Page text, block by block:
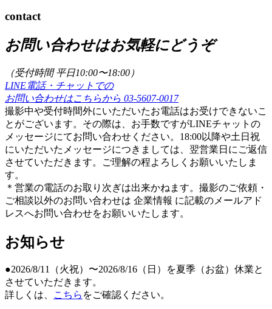
contact
お問い合わせはお気軽にどうぞ
（受付時間 平日10:00〜18:00）
LINE電話・チャットでの
お問い合わせはこちらから 03-5607-0017
撮影中や受付時間外にいただいたお電話はお受けできないこ
とがございます。その際は、お手数ですがLINEチャットの
メッセージにてお問い合わせください。18:00以降や土日祝
にいただいたメッセージにつきましては、翌営業日にご返信
させていただきます。ご理解の程よろしくお願いいたしま
す。
＊営業の電話のお取り次ぎは出来かねます。撮影のご依頼・
ご相談以外のお問い合わせは 企業情報 に記載のメールアド
レスへお問い合わせをお願いいたします。
お知らせ
●2026/8/11（火祝）〜2026/8/16（日）を夏季（お盆）休業と
させていただきます。
詳しくは、
こちら をご確認ください。